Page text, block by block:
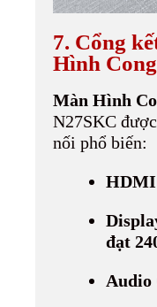
7. Cổng
Hình
Màn Hình
N27SKC
nối phổ biến:
HDMI
đạt
Audio